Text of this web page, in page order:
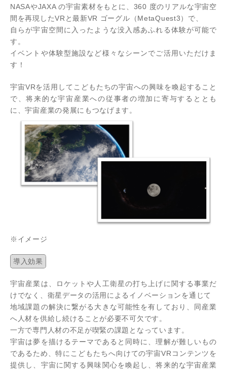
NASAやJAXA の宇宙素材をもとに、360 度のリアルな宇宙空
間を再現したVRと最新VR ゴーグル（MetaQuest3）で、
自らが宇宙空間に入ったような没入感あふれる体験が可能で
す。
イベントや体験型施設など様々なシーンでご活用いただけま
す！
宇宙VRを活用してこどもたちの宇宙への興味を喚起すること
で、将来的な宇宙産業への従事者の増加に寄与するととも
に、宇宙産業の発展にもつなげます。
※イメージ
導入効果
宇宙産業は、ロケットや人工衛星の打ち上げに関する事業だ
けでなく、衛星データの活用によるイノベーションを通じて
地域課題の解決に繋がる大きな可能性を有しており、同産業
へ人材を供給し続けることが必要不可欠です。
一方で専門人材の不足が喫緊の課題となっています。
宇宙は夢を描けるテーマであると同時に、理解が難しいもの
であるため、特にこどもたちへ向けての宇宙VRコンテンツを
提供し、宇宙に関する興味関心を喚起し、将来的な宇宙産業